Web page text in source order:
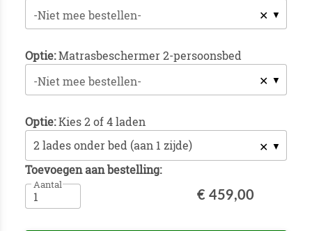
✕
-Niet mee bestellen-
Optie:Matrasbeschermer 2-persoonsbed
✕
-Niet mee bestellen-
Optie:Kies 2 of 4 laden
✕
Toevoegen aan bestelling:
Aantal
€ 459,00